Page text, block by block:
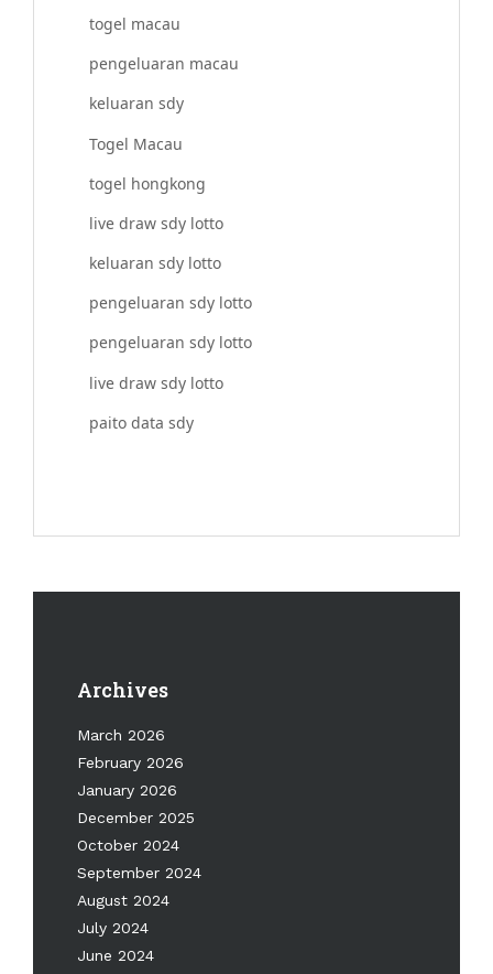
togel macau
pengeluaran macau
keluaran sdy
Togel Macau
togel hongkong
live draw sdy lotto
keluaran sdy lotto
pengeluaran sdy lotto
pengeluaran sdy lotto
live draw sdy lotto
paito data sdy
Archives
March 2026
February 2026
January 2026
December 2025
October 2024
September 2024
August 2024
July 2024
June 2024